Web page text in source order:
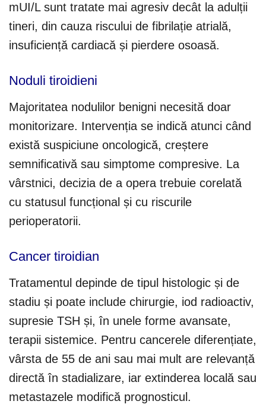
mUI/L sunt tratate mai agresiv decât la adulții
tineri, din cauza riscului de fibrilație atrială,
insuficiență cardiacă și pierdere osoasă.
Noduli tiroidieni
Majoritatea nodulilor benigni necesită doar
monitorizare. Intervenția se indică atunci când
există suspiciune oncologică, creștere
semnificativă sau simptome compresive. La
vârstnici, decizia de a opera trebuie corelată
cu statusul funcțional și cu riscurile
perioperatorii.
Cancer tiroidian
Tratamentul depinde de tipul histologic și de
stadiu și poate include chirurgie, iod radioactiv,
supresie TSH și, în unele forme avansate,
terapii sistemice. Pentru cancerele diferențiate,
vârsta de 55 de ani sau mai mult are relevanță
directă în stadializare, iar extinderea locală sau
metastazele modifică prognosticul.